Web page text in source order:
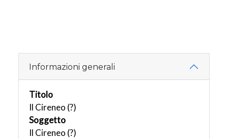
Informazioni generali
Titolo
Il Cireneo (?)
Soggetto
Il Cireneo (?)